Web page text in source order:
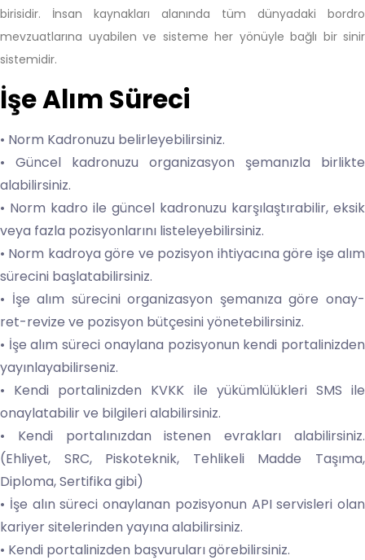
birisidir. İnsan kaynakları alanında tüm dünyadaki bordro
mevzuatlarına uyabilen ve sisteme her yönüyle bağlı bir sinir
sistemidir.
İşe Alım Süreci
• Norm Kadronuzu belirleyebilirsiniz.
• Güncel kadronuzu organizasyon şemanızla birlikte
alabilirsiniz.
• Norm kadro ile güncel kadronuzu karşılaştırabilir, eksik
veya fazla pozisyonlarını listeleyebilirsiniz.
• Norm kadroya göre ve pozisyon ihtiyacına göre işe alım
sürecini başlatabilirsiniz.
• İşe alım sürecini organizasyon şemanıza göre onay-
ret-revize ve pozisyon bütçesini yönetebilirsiniz.
• İşe alım süreci onaylana pozisyonun kendi portalinizden
yayınlayabilirseniz.
• Kendi portalinizden KVKK ile yükümlülükleri SMS ile
onaylatabilir ve bilgileri alabilirsiniz.
• Kendi portalınızdan istenen evrakları alabilirsiniz.
(Ehliyet, SRC, Piskoteknik, Tehlikeli Madde Taşıma,
Diploma, Sertifika gibi)
• İşe alın süreci onaylanan pozisyonun API servisleri olan
kariyer sitelerinden yayına alabilirsiniz.
• Kendi portalinizden başvuruları görebilirsiniz.